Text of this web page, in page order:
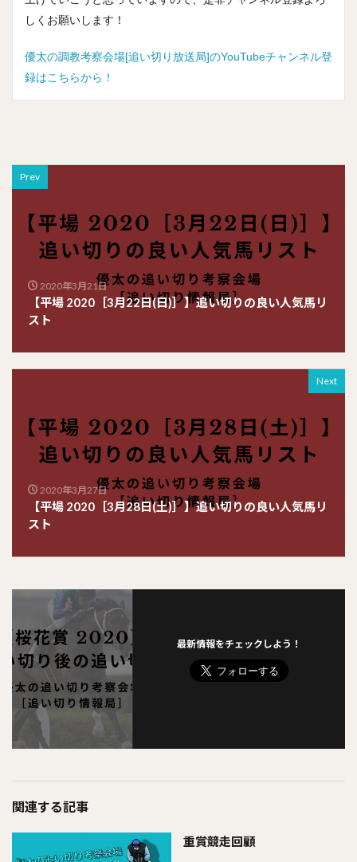
しくお願いします！
優太の調教考察会場[追い切り放送局]のYouTubeチャンネル登
録はこちらから！
Prev
2020年3月21日
【平場 2020［3月22日(日)］】追い切りの良い人気馬リ
スト
Next
2020年3月27日
【平場 2020［3月28日(土)］】追い切りの良い人気馬リ
スト
最新情報をチェックしよう！
関連する記事
重賞競走回顧